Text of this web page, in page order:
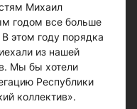
Михаил
годом все больше
этом году порядка
из нашей
Мы бы хотели
Республики
коллектив».